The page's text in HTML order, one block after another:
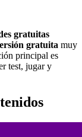
gratuitas
gratuita muy
principal es
test, jugar y